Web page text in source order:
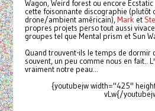
Wagon, Weird forest ou encore
cette foisonnante discographie (plutôt
drone/ambient américain),Mark et
propres projets perso tout aussi
groupes tel que Mental prism et Sun
Quand trouvent-ils le temps de dormir
souvent, un peu comme nous en fait..
vraiment notre peau...
{youtubejw width="425"
vLw{/